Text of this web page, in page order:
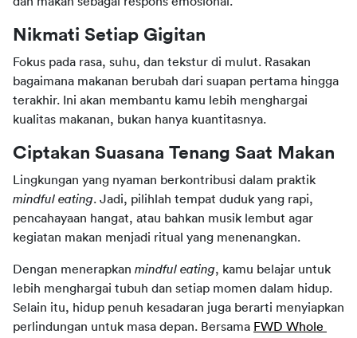
Nikmati Setiap Gigitan
Fokus pada rasa, suhu, dan tekstur di mulut. Rasakan
bagaimana makanan berubah dari suapan pertama hingga
terakhir. Ini akan membantu kamu lebih menghargai
kualitas makanan, bukan hanya kuantitasnya.
Ciptakan Suasana Tenang Saat Makan
mindful eating. Jadi, pilihlah tempat duduk yang rapi,
pencahayaan hangat, atau bahkan musik lembut agar
kegiatan makan menjadi ritual yang menenangkan.
Dengan menerapkan mindful eating, kamu belajar untuk
lebih menghargai tubuh dan setiap momen dalam hidup.
Selain itu, hidup penuh kesadaran juga berarti menyiapkan
perlindungan untuk masa depan. Bersama FWD Whole